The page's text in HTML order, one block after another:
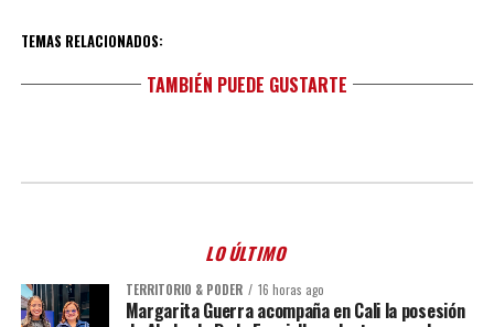
TEMAS RELACIONADOS:
TAMBIÉN PUEDE GUSTARTE
LO ÚLTIMO
TERRITORIO & PODER 16 horas ago
Margarita Guerra acompaña en Cali la posesión